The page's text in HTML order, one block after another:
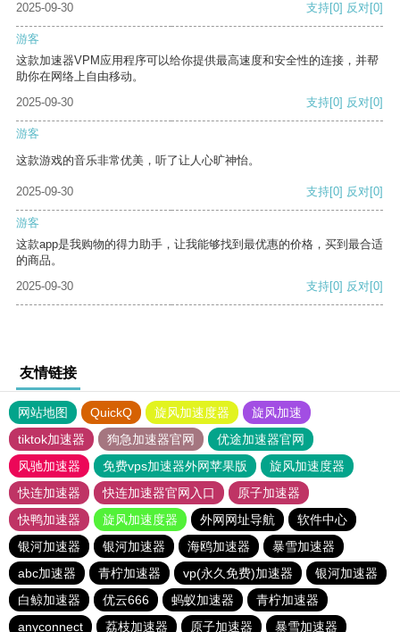
2025-09-30 支持[0] 反对[0]
游客
这款加速器VPM应用程序可以给你提供最高速度和安全性的连接，并帮
助你在网络上自由移动。
2025-09-30
支持[0] 反对[0]
游客
这款游戏的音乐非常优美，听了让人心旷神怡。
2025-09-30 支持[0] 反对[0]
游客
这款app是我购物的得力助手，让我能够找到最优惠的价格，买到最合适
的商品。
2025-09-30
支持[0] 反对[0]
友情链接
网站地图 QuickQ 旋风加速度器
旋风加速
tiktok加速器
狗急加速器官网
优途加速器官网
风驰加速器
免费vps加速器外网苹果版
旋风加速度器
快连加速器
快连加速器官网入口
原子加速器
快鸭加速器
旋风加速度器 外网网址导航
软件中心
银河加速器
银河加速器 海鸥加速器
暴雪加速器
abc加速器
青柠加速器 vp(永久免费)加速器
银河加速器
白鲸加速器
优云666 蚂蚁加速器
青柠加速器
anyconnect
荔枝加速器 原子加速器 暴雪加速器